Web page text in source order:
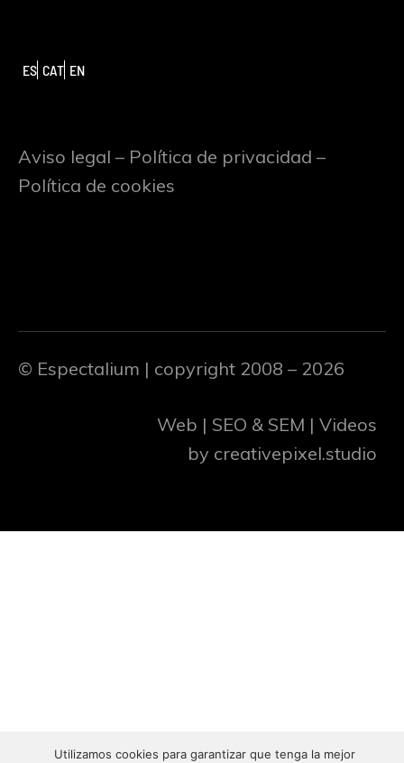
ES CAT EN
Aviso legal – Política de privacidad –
Política de cookies
© Espectalium | copyright 2008 – 2026
Web | SEO & SEM | Videos
by creativepixel.studio
Utilizamos cookies para garantizar que tenga la mejor